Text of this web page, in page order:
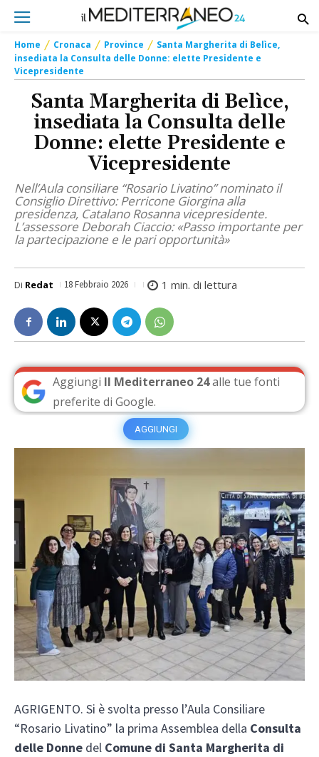
Home Cronaca Province
Santa Margherita di Belìce,
insediata la Consulta delle Donne: elette Presidente e
Vicepresidente
Santa Margherita di Belìce,
insediata la Consulta delle
Donne: elette Presidente e
Vicepresidente
Nell’Aula consiliare “Rosario Livatino” nominato il
Consiglio Direttivo: Perricone Giorgina alla
presidenza, Catalano Rosanna vicepresidente.
L’assessore Deborah Ciaccio: «Passo importante per
la partecipazione e le pari opportunità»
Di Redat 18 Febbraio 2026 1 min. di lettura
Aggiungi Il Mediterraneo 24alle tue fonti
preferite di Google.
AGGIUNGI
AGRIGENTO. Si è svolta presso l’Aula Consiliare
“Rosario Livatino” la prima Assemblea della Consulta
delle Donne del Comune di Santa Margherita di